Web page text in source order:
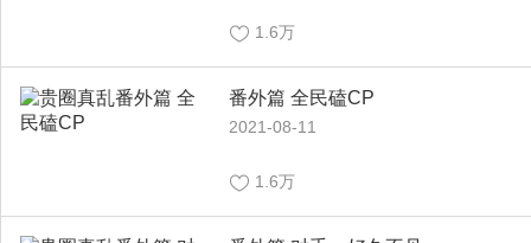
1.6万
番外篇 全民磕CP
2021-08-11
1.6万